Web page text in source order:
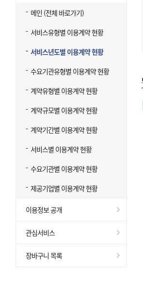
메인 (전체 바로가기)
서비스유형별 이용계약 현황
서비스년도별 이용계약 현황
수요기관유형별 이용계약 현황
계약유형별 이용계약 현황
계약규모별 이용계약 현황
계약기간별 이용계약 현황
서비스별 이용계약 현황
수요기관별 이용계약 현황
제공기업별 이용계약 현황
이용정보 공개
관심서비스
장바구니 목록